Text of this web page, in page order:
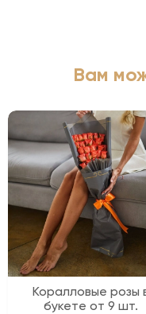
Вам
Коралловые розы
букете от 9 шт.